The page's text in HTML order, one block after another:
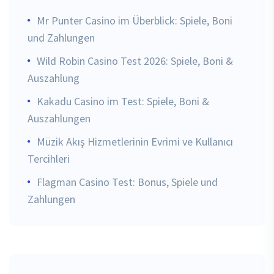
Mr Punter Casino im Überblick: Spiele, Boni
und Zahlungen
Wild Robin Casino Test 2026: Spiele, Boni &
Auszahlung
Kakadu Casino im Test: Spiele, Boni &
Auszahlungen
Müzik Akış Hizmetlerinin Evrimi ve Kullanıcı
Tercihleri
Flagman Casino Test: Bonus, Spiele und
Zahlungen